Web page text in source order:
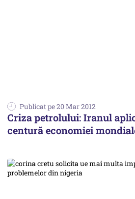
Publicat pe 20 Mar 2012
Criza petrolului: Iranul
centură economiei